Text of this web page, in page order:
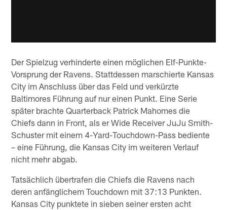
Der Spielzug verhinderte einen möglichen Elf-Punkte-
Vorsprung der Ravens. Stattdessen marschierte Kansas
City im Anschluss über das Feld und verkürzte
Baltimores Führung auf nur einen Punkt. Eine Serie
später brachte Quarterback Patrick Mahomes die
Chiefs dann in Front, als er Wide Receiver JuJu Smith-
Schuster mit einem 4-Yard-Touchdown-Pass bediente
– eine Führung, die Kansas City im weiteren Verlauf
nicht mehr abgab.
Tatsächlich übertrafen die Chiefs die Ravens nach
deren anfänglichem Touchdown mit 37:13 Punkten.
Kansas City punktete in sieben seiner ersten acht